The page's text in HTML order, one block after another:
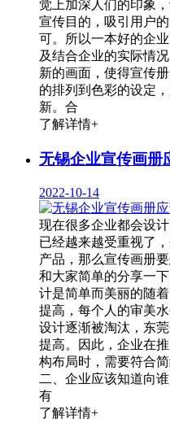
觉上加深人们的印象
宣传目的，吸引用户
可。所以一本好的企
及结合企业的实际情
新的画面，使得宣传
的排列到色彩的设定
新。合
了解详情+
无锡企业宣传画册
2022-10-14
现在很多企业都会设
已经越来越受重视了
产品，那么宣传画册
和大家简单的分享一
计是简单而美丽的随
提高，每个人的审美
设计逐渐被淘汰，东
提高。因此，企业在
构布局时，需要符合
二、企业应该知道向
有
了解详情+